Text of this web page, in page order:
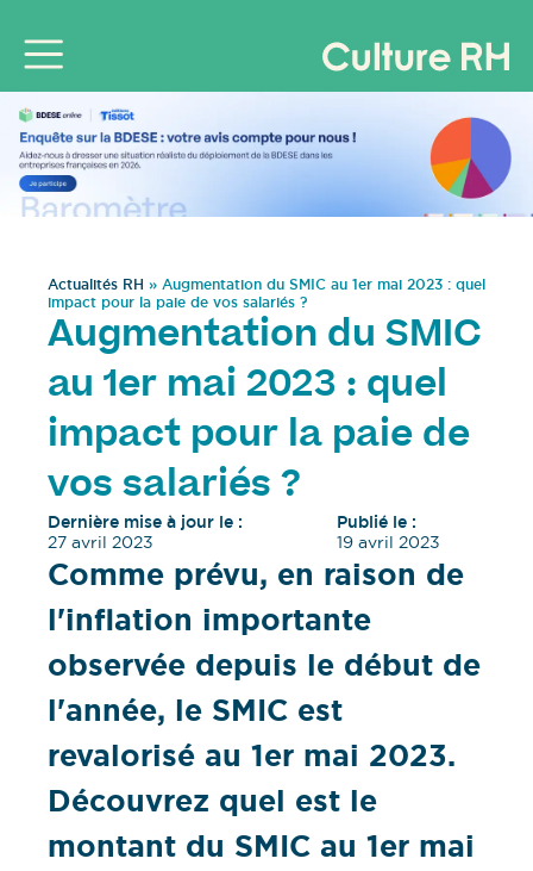
Actualités RH » Augmentation du SMIC au 1er mai 2023 : quel
impact pour la paie de vos salariés ?
Augmentation du SMIC
au 1er mai 2023 : quel
impact pour la paie de
vos salariés ?
Dernière mise à jour le :
27 avril 2023
Publié le :
19 avril 2023
Comme prévu, en raison de
l'inflation importante
observée depuis le début de
l'année, le SMIC est
revalorisé au 1er mai 2023.
Découvrez quel est le
montant du SMIC au 1er mai